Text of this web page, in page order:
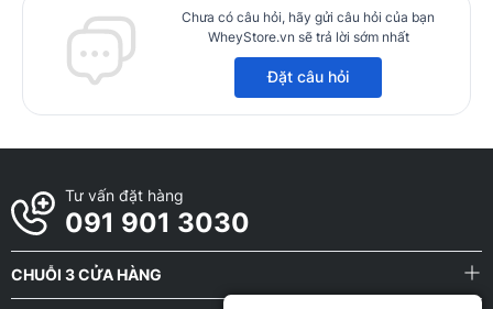
Chưa có câu hỏi, hãy gửi câu hỏi của bạn
WheyStore.vn sẽ trả lời sớm nhất
Đặt câu hỏi
Tư vấn đặt hàng
091 901 3030
CHUỖI 3 CỬA HÀNG